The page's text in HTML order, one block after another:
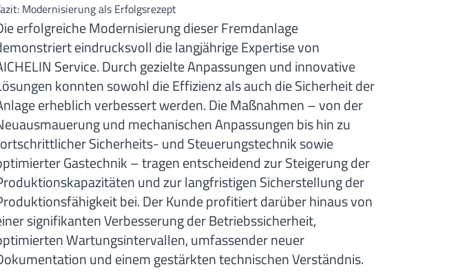
Modernisierung als Erfolgsrezept
erfolgreiche Modernisierung dieser Fremdanlage
eindrucksvoll die langjährige Expertise von
Service. Durch gezielte Anpassungen und innovative
konnten sowohl die Effizienz als auch die Sicherheit der
erheblich verbessert werden. Die Maßnahmen – von der
und mechanischen Anpassungen bis hin zu
Sicherheits- und Steuerungstechnik sowie
Gastechnik – tragen entscheidend zur Steigerung der
und zur langfristigen Sicherstellung der
bei. Der Kunde profitiert darüber hinaus von
signifikanten Verbesserung der Betriebssicherheit,
Wartungsintervallen, umfassender neuer
und einem gestärkten technischen Verständnis.